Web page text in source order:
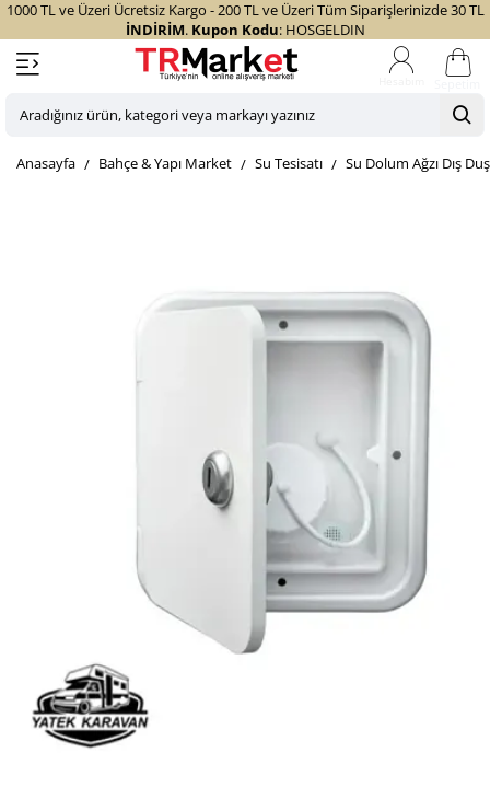
1000 TL ve Üzeri Ücretsiz Kargo - 200 TL ve Üzeri Tüm Siparişlerinizde 30 TL
İNDİRİM. Kupon Kodu: HOSGELDIN
Aradığınız
kategori
homeBahçe & Yapı Market Su Tesisatı Su Dolum Ağzı Dış Duş